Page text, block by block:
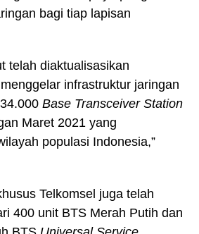
bagi tiap lapisan
telah diaktualisasikan
infrastruktur jaringan
Base Transceiver Station
Maret 2021 yang
populasi Indonesia,”
Telkomsel juga telah
400 unit BTS Merah Putih dan